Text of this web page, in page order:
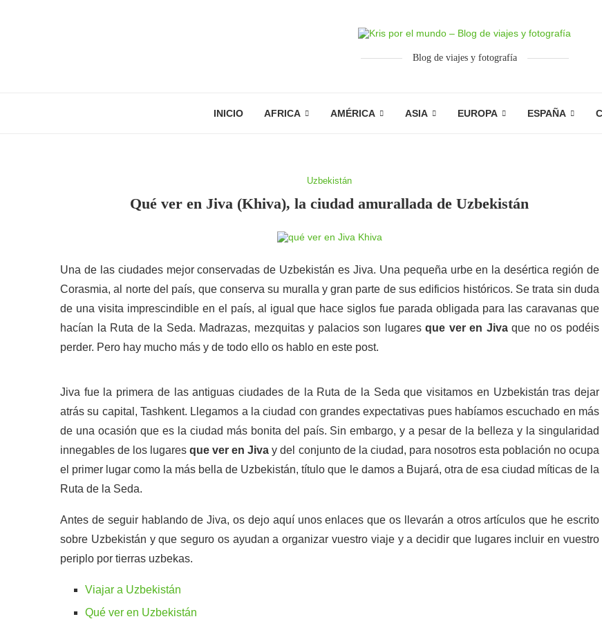
Blog de viajes y fotografía
INICIO AFRICA AMÉRICA ASIA EUROPA ESPAÑA
Uzbekistán
Qué ver en Jiva (Khiva), la ciudad amurallada de Uzbekistán
Una de las ciudades mejor conservadas de Uzbekistán es Jiva. Una pequeña urbe en la desértica región de
Corasmia, al norte del país, que conserva su muralla y gran parte de sus edificios históricos. Se trata sin duda
de una visita imprescindible en el país, al igual que hace siglos fue parada obligada para las caravanas que
hacían la Ruta de la Seda. Madrazas, mezquitas y palacios son lugaresque ver en Jivaque no os podéis
perder. Pero hay mucho más y de todo ello os hablo en este post.
Jiva fue la primera de las antiguas ciudades de la Ruta de la Seda que visitamos en Uzbekistán tras dejar
atrás su capital, Tashkent. Llegamos a la ciudad con grandes expectativas pues habíamos escuchado en más
de una ocasión que es la ciudad más bonita del país. Sin embargo, y a pesar de la belleza y la singularidad
innegables de los lugaresque ver en Jiva y del conjunto de la ciudad, para nosotros esta población no ocupa
el primer lugar como la más bella de Uzbekistán, título que le damos a Bujará, otra de esa ciudad míticas de la
Ruta de la Seda.
Antes de seguir hablando de Jiva, os dejo aquí unos enlaces que os llevarán a otros artículos que he escrito
sobre Uzbekistán y que seguro os ayudan a organizar vuestro viaje y a decidir que lugares incluir en vuestro
periplo por tierras uzbekas.
Viajar a Uzbekistán
Qué ver en Uzbekistán